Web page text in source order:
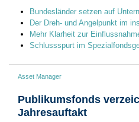
Bundesländer setzen auf
Der Dreh- und Angelpunkt im
Mehr Klarheit zur
Schlussspurt im
Asset Manager
Publikumsfonds
Jahresauftakt